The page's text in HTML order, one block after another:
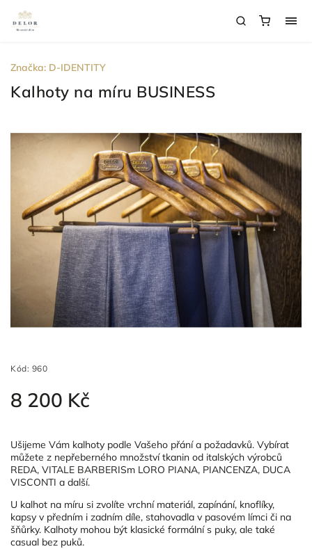
Kalhoty na míru BUSINESS
Kód: 960
8 200 Kč
Ušijeme Vám kalhoty podle Vašeho přání a požadavků. Vybírat
můžete z nepřeberného množství tkanin od italských výrobců
REDA, VITALE BARBERISm LORO PIANA, PIANCENZA, DUCA
VISCONTI a další.
U kalhot na míru si zvolíte vrchní materiál, zapínání, knoflíky,
kapsy v předním i zadním díle, stahovadla v pasovém límci či na
šňůrky. Kalhoty mohou být klasické formální s puky, ale také
casual bez puků.
Značka: D-IDENTITY